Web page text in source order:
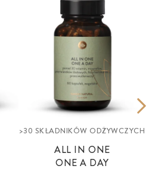
>30 SKŁADNIKÓW ODŻYWCZYCH
ALL IN ONE
ONE A DAY